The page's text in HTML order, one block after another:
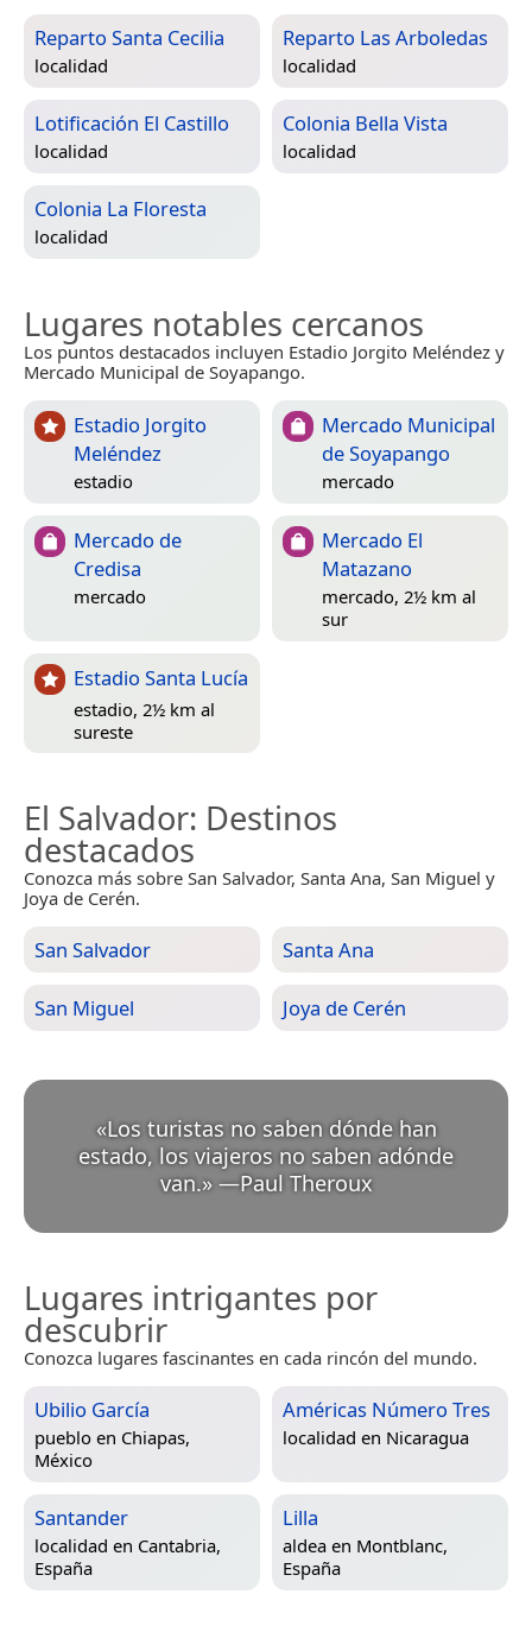
Reparto Santa Cecilia
localidad
Reparto Las Arboledas
localidad
Lotificación El Castillo
localidad
Colonia Bella Vista
localidad
Colonia La Floresta
localidad
Lugares notables cercanos
Los puntos destacados incluyen Estadio Jorgito Meléndez y
Mercado Municipal de Soyapango.
Estadio Jorgito
Meléndez
estadio
Mercado Municipal
de Soyapango
mercado
Mercado de
Credisa
mercado
Mercado El
Matazano
mercado, 2½ km al
sur
Estadio Santa Lucía
estadio, 2½ km al
sureste
El Salvador: Destinos
destacados
Conozca más sobre San Salvador, Santa Ana, San Miguel y
Joya de Cerén.
San Salvador Santa Ana
San Miguel Joya de Cerén
«Los turistas no saben dónde han
estado, los viajeros no saben adónde
van.» —Paul Theroux
Lugares intrigantes por
descubrir
Conozca lugares fascinantes en cada rincón del mundo.
Ubilio García
pueblo en Chiapas,
México
Américas Número Tres
localidad en Nicaragua
Santander
localidad en Cantabria,
España
Lilla
aldea en Montblanc,
España